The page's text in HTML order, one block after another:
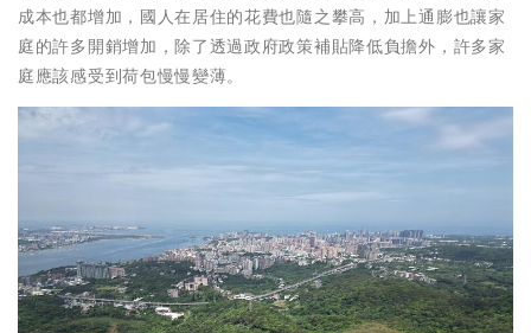
成本也都增加，國人在居住的花費也隨之攀高，加上通膨也讓家
庭的許多開銷增加，除了透過政府政策補貼降低負擔外，許多家
庭應該感受到荷包慢慢變薄。